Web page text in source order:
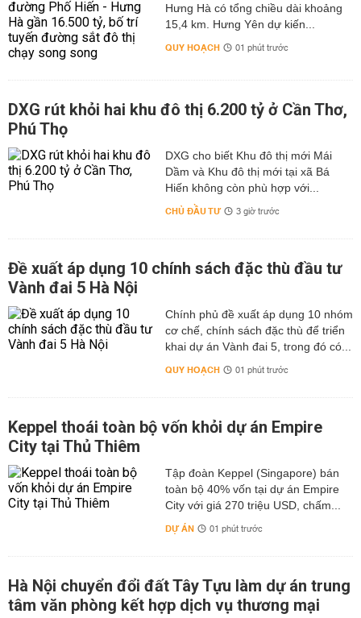
Hưng Hà có tổng chiều dài khoảng
15,4 km. Hưng Yên dự kiến...
QUY HOẠCH 01 phút trước
DXG rút khỏi hai khu đô thị 6.200 tỷ ở Cần Thơ,
Phú Thọ
DXG cho biết Khu đô thị mới Mái
Dầm và Khu đô thị mới tại xã Bá
Hiến không còn phù hợp với...
CHỦ ĐẦU TƯ 3 giờ trước
Đề xuất áp dụng 10 chính sách đặc thù đầu tư
Vành đai 5 Hà Nội
Chính phủ đề xuất áp dụng 10 nhóm
cơ chế, chính sách đặc thù để triển
khai dự án Vành đai 5, trong đó có...
QUY HOẠCH 01 phút trước
Keppel thoái toàn bộ vốn khỏi dự án Empire
City tại Thủ Thiêm
Tập đoàn Keppel (Singapore) bán
toàn bộ 40% vốn tại dự án Empire
City với giá 270 triệu USD, chấm...
DỰ ÁN 01 phút trước
Hà Nội chuyển đổi đất Tây Tựu làm dự án trung
tâm văn phòng kết hợp dịch vụ thương mại